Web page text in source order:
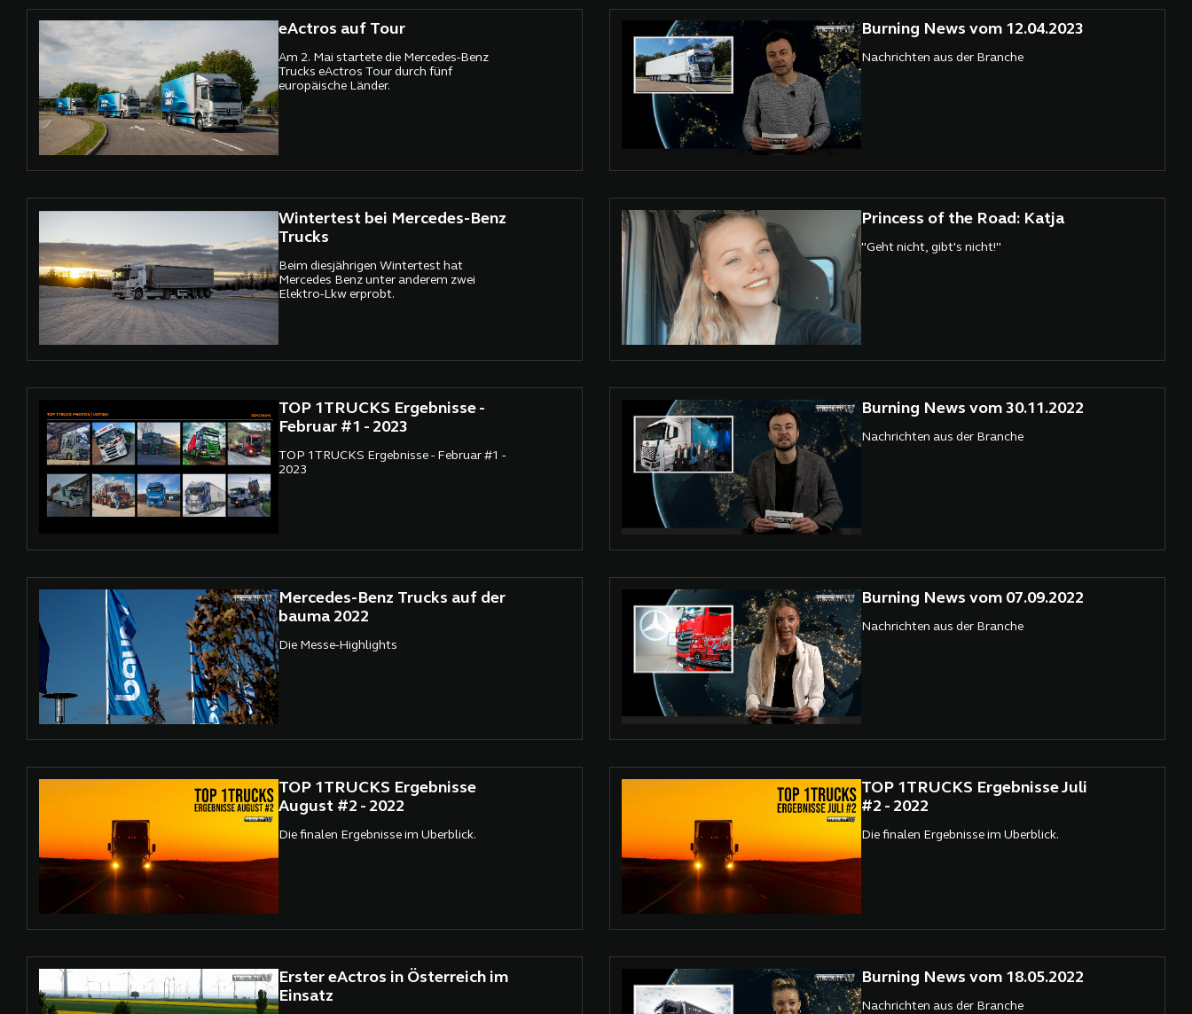
eActros auf Tour
Am 2. Mai startete die Mercedes-Benz
Trucks eActros Tour durch fünf
europäische Länder.
Burning News vom 12.04.2023
Nachrichten aus der Branche
Wintertest bei Mercedes-Benz
Trucks
Beim diesjährigen Wintertest hat
Mercedes Benz unter anderem zwei
Elektro-Lkw erprobt.
Princess of the Road: Katja
"Geht nicht, gibt's nicht!"
TOP 1TRUCKS Ergebnisse -
Februar #1 - 2023
TOP 1TRUCKS Ergebnisse - Februar #1 -
2023
Burning News vom 30.11.2022
Nachrichten aus der Branche
Mercedes-Benz Trucks auf der
bauma 2022
Die Messe-Highlights
Burning News vom 07.09.2022
Nachrichten aus der Branche
TOP 1TRUCKS Ergebnisse
August #2 - 2022
Die finalen Ergebnisse im Überblick.
TOP 1TRUCKS Ergebnisse Juli
#2 - 2022
Die finalen Ergebnisse im Überblick.
Erster eActros in Österreich im
Einsatz
Burning News vom 18.05.2022
Nachrichten aus der Branche